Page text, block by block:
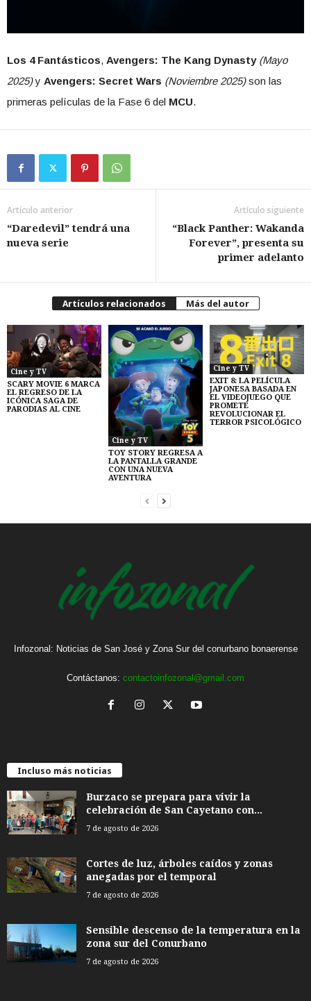
Los 4 Fantásticos, Avengers: The Kang Dynasty (Mayo
2025)y Avengers: Secret Wars (Noviembre 2025)son las
primeras películas de la Fase 6 del MCU.
Artículo anterior
“Daredevil” tendrá una
nueva serie
Artículo siguiente
“Black Panther: Wakanda
Forever”, presenta su
primer adelanto
Artículos relacionados Más del autor
Cine y TV
SCARY MOVIE 6 MARCA
EL REGRESO DE LA
ICÓNICA SAGA DE
PARODIAS AL CINE
Cine y TV
TOY STORY REGRESA A
LA PANTALLA GRANDE
CON UNA NUEVA
AVENTURA
Cine y TV
EXIT 8: LA PELÍCULA
JAPONESA BASADA EN
EL VIDEOJUEGO QUE
PROMETE
REVOLUCIONAR EL
TERROR PSICOLÓGICO
Infozonal: Noticias de San José y Zona Sur del conurbano bonaerense
Contáctanos: contactoinfozonal@gmail.com
Incluso más noticias
Burzaco se prepara para vivir la
celebración de San Cayetano con...
7 de agosto de 2026
Cortes de luz, árboles caídos y zonas
anegadas por el temporal
7 de agosto de 2026
Sensible descenso de la temperatura en la
zona sur del Conurbano
7 de agosto de 2026